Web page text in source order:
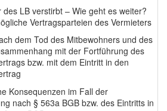
des LB verstirbt – Wie geht es weiter?
Vertragsparteien des Vermieters
dem Tod des Mitbewohners und des
mit der Fortführung des
bzw. mit dem Eintritt in den
Konsequenzen im Fall der
nach § 563a BGB bzw. des Eintritts in